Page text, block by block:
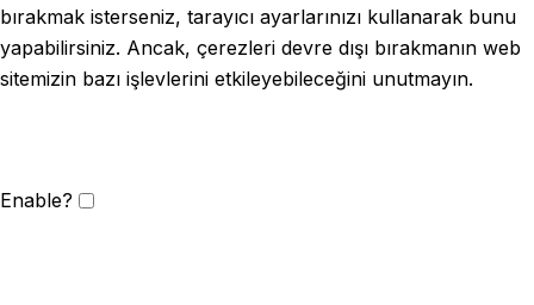
bırakmak isterseniz, tarayıcı ayarlarınızı kullanarak bunu
yapabilirsiniz. Ancak, çerezleri devre dışı bırakmanın web
sitemizin bazı işlevlerini etkileyebileceğini unutmayın.
Enable?